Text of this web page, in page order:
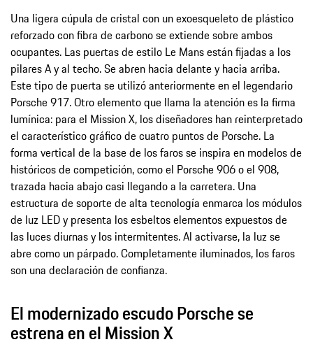
Una ligera cúpula de cristal con un exoesqueleto de plástico
reforzado con fibra de carbono se extiende sobre ambos
ocupantes. Las puertas de estilo Le Mans están fijadas a los
pilares A y al techo. Se abren hacia delante y hacia arriba.
Este tipo de puerta se utilizó anteriormente en el legendario
Porsche 917. Otro elemento que llama la atención es la firma
lumínica: para el Mission X, los diseñadores han reinterpretado
el característico gráfico de cuatro puntos de Porsche. La
forma vertical de la base de los faros se inspira en modelos de
históricos de competición, como el Porsche 906 o el 908,
trazada hacia abajo casi llegando a la carretera. Una
estructura de soporte de alta tecnología enmarca los módulos
de luz LED y presenta los esbeltos elementos expuestos de
las luces diurnas y los intermitentes. Al activarse, la luz se
abre como un párpado. Completamente iluminados, los faros
son una declaración de confianza.
El modernizado escudo Porsche se
estrena en el Mission X